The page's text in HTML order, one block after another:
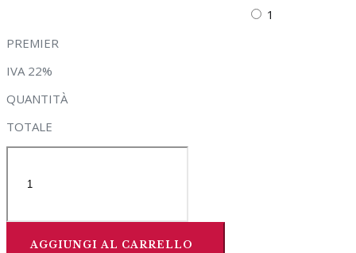
1
PREMIER
IVA 22%
QUANTITÀ
TOTALE
AGGIUNGI AL CARRELLO